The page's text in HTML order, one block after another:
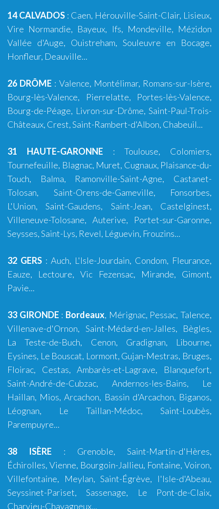
14 CALVADOS : Caen, Hérouville-Saint-Clair, Lisieux,
Vire Normandie, Bayeux, Ifs, Mondeville, Mézidon
Vallée d'Auge, Ouistreham, Souleuvre en Bocage,
Honfleur, Deauville...
26 DRÔME : Valence, Montélimar, Romans-sur-Isère,
Bourg-lès-Valence, Pierrelatte, Portes-lès-Valence,
Bourg-de-Péage, Livron-sur-Drôme, Saint-Paul-Trois-
Châteaux, Crest,Saint-Rambert-d'Albon, Chabeuil...
31 HAUTE-GARONNE :Toulouse, Colomiers,
Tournefeuille, Blagnac, Muret, Cugnaux, Plaisance-du-
Touch, Balma, Ramonville-Saint-Agne, Castanet-
Tolosan, Saint-Orens-de-Gameville, Fonsorbes,
L'Union,Saint-Gaudens, Saint-Jean, Castelginest,
Villeneuve-Tolosane, Auterive, Portet-sur-Garonne,
Seysses, Saint-Lys, Revel, Léguevin, Frouzins...
32 GERS : Auch, L'Isle-Jourdain, Condom, Fleurance,
Eauze, Lectoure, Vic Fezensac, Mirande, Gimont,
Pavie...
33 GIRONDE : Bordeaux, Mérignac, Pessac,Talence,
Villenave-d'Ornon, Saint-Médard-en-Jalles, Bègles,
La Teste-de-Buch, Cenon, Gradignan, Libourne,
Eysines, Le Bouscat, Lormont, Gujan-Mestras, Bruges,
Floirac, Cestas,Ambarès-et-Lagrave, Blanquefort,
Saint-André-de-Cubzac, Andernos-les-Bains, Le
Haillan, Mios,Arcachon, Bassin d'Arcachon, Biganos,
Léognan, Le Taillan-Médoc, Saint-Loubès,
Parempuyre...
38 ISÈRE : Grenoble, Saint-Martin-d'Hères,
Échirolles, Vienne, Bourgoin-Jallieu, Fontaine, Voiron,
Villefontaine, Meylan, Saint-Égrève, l'Isle-d'Abeau,
Seyssinet-Pariset, Sassenage, Le Pont-de-Claix,
Charvieu-Chavagneux...